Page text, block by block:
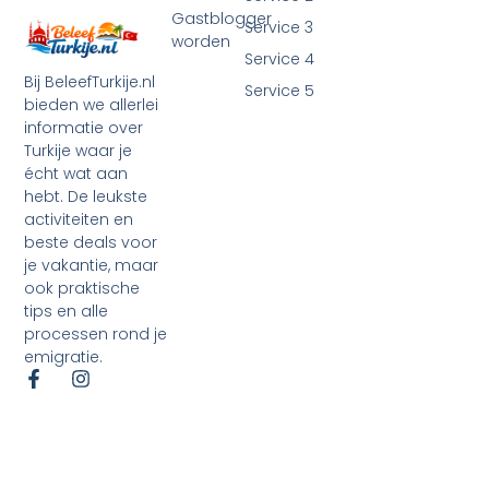
Bij BeleefTurkije.nl
bieden we allerlei
informatie over
Turkije waar je
écht wat aan
hebt. De leukste
activiteiten en
beste deals voor
je vakantie, maar
ook praktische
tips en alle
processen rond je
emigratie.
Service 3
Service 4
Service 5
Gastblogger
worden